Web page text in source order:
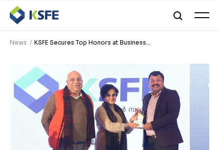
News KSFE Secures Top Honors at Business...